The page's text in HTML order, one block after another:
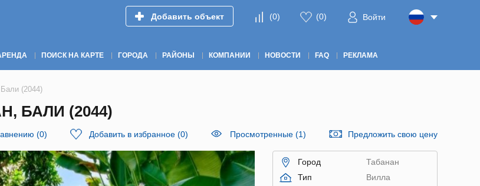
Добавить объект (0) (0) Войти
ПОИСК НА КАРТЕ ГОРОДА РАЙОНЫ КОМПАНИИ НОВОСТИ FAQ РЕКЛАМА
(2044)
БАЛИ (2044)
(0) Добавить в избранное (0) Просмотренные (1) Предложить свою цену
Город
Табанан
Тип
Вилла